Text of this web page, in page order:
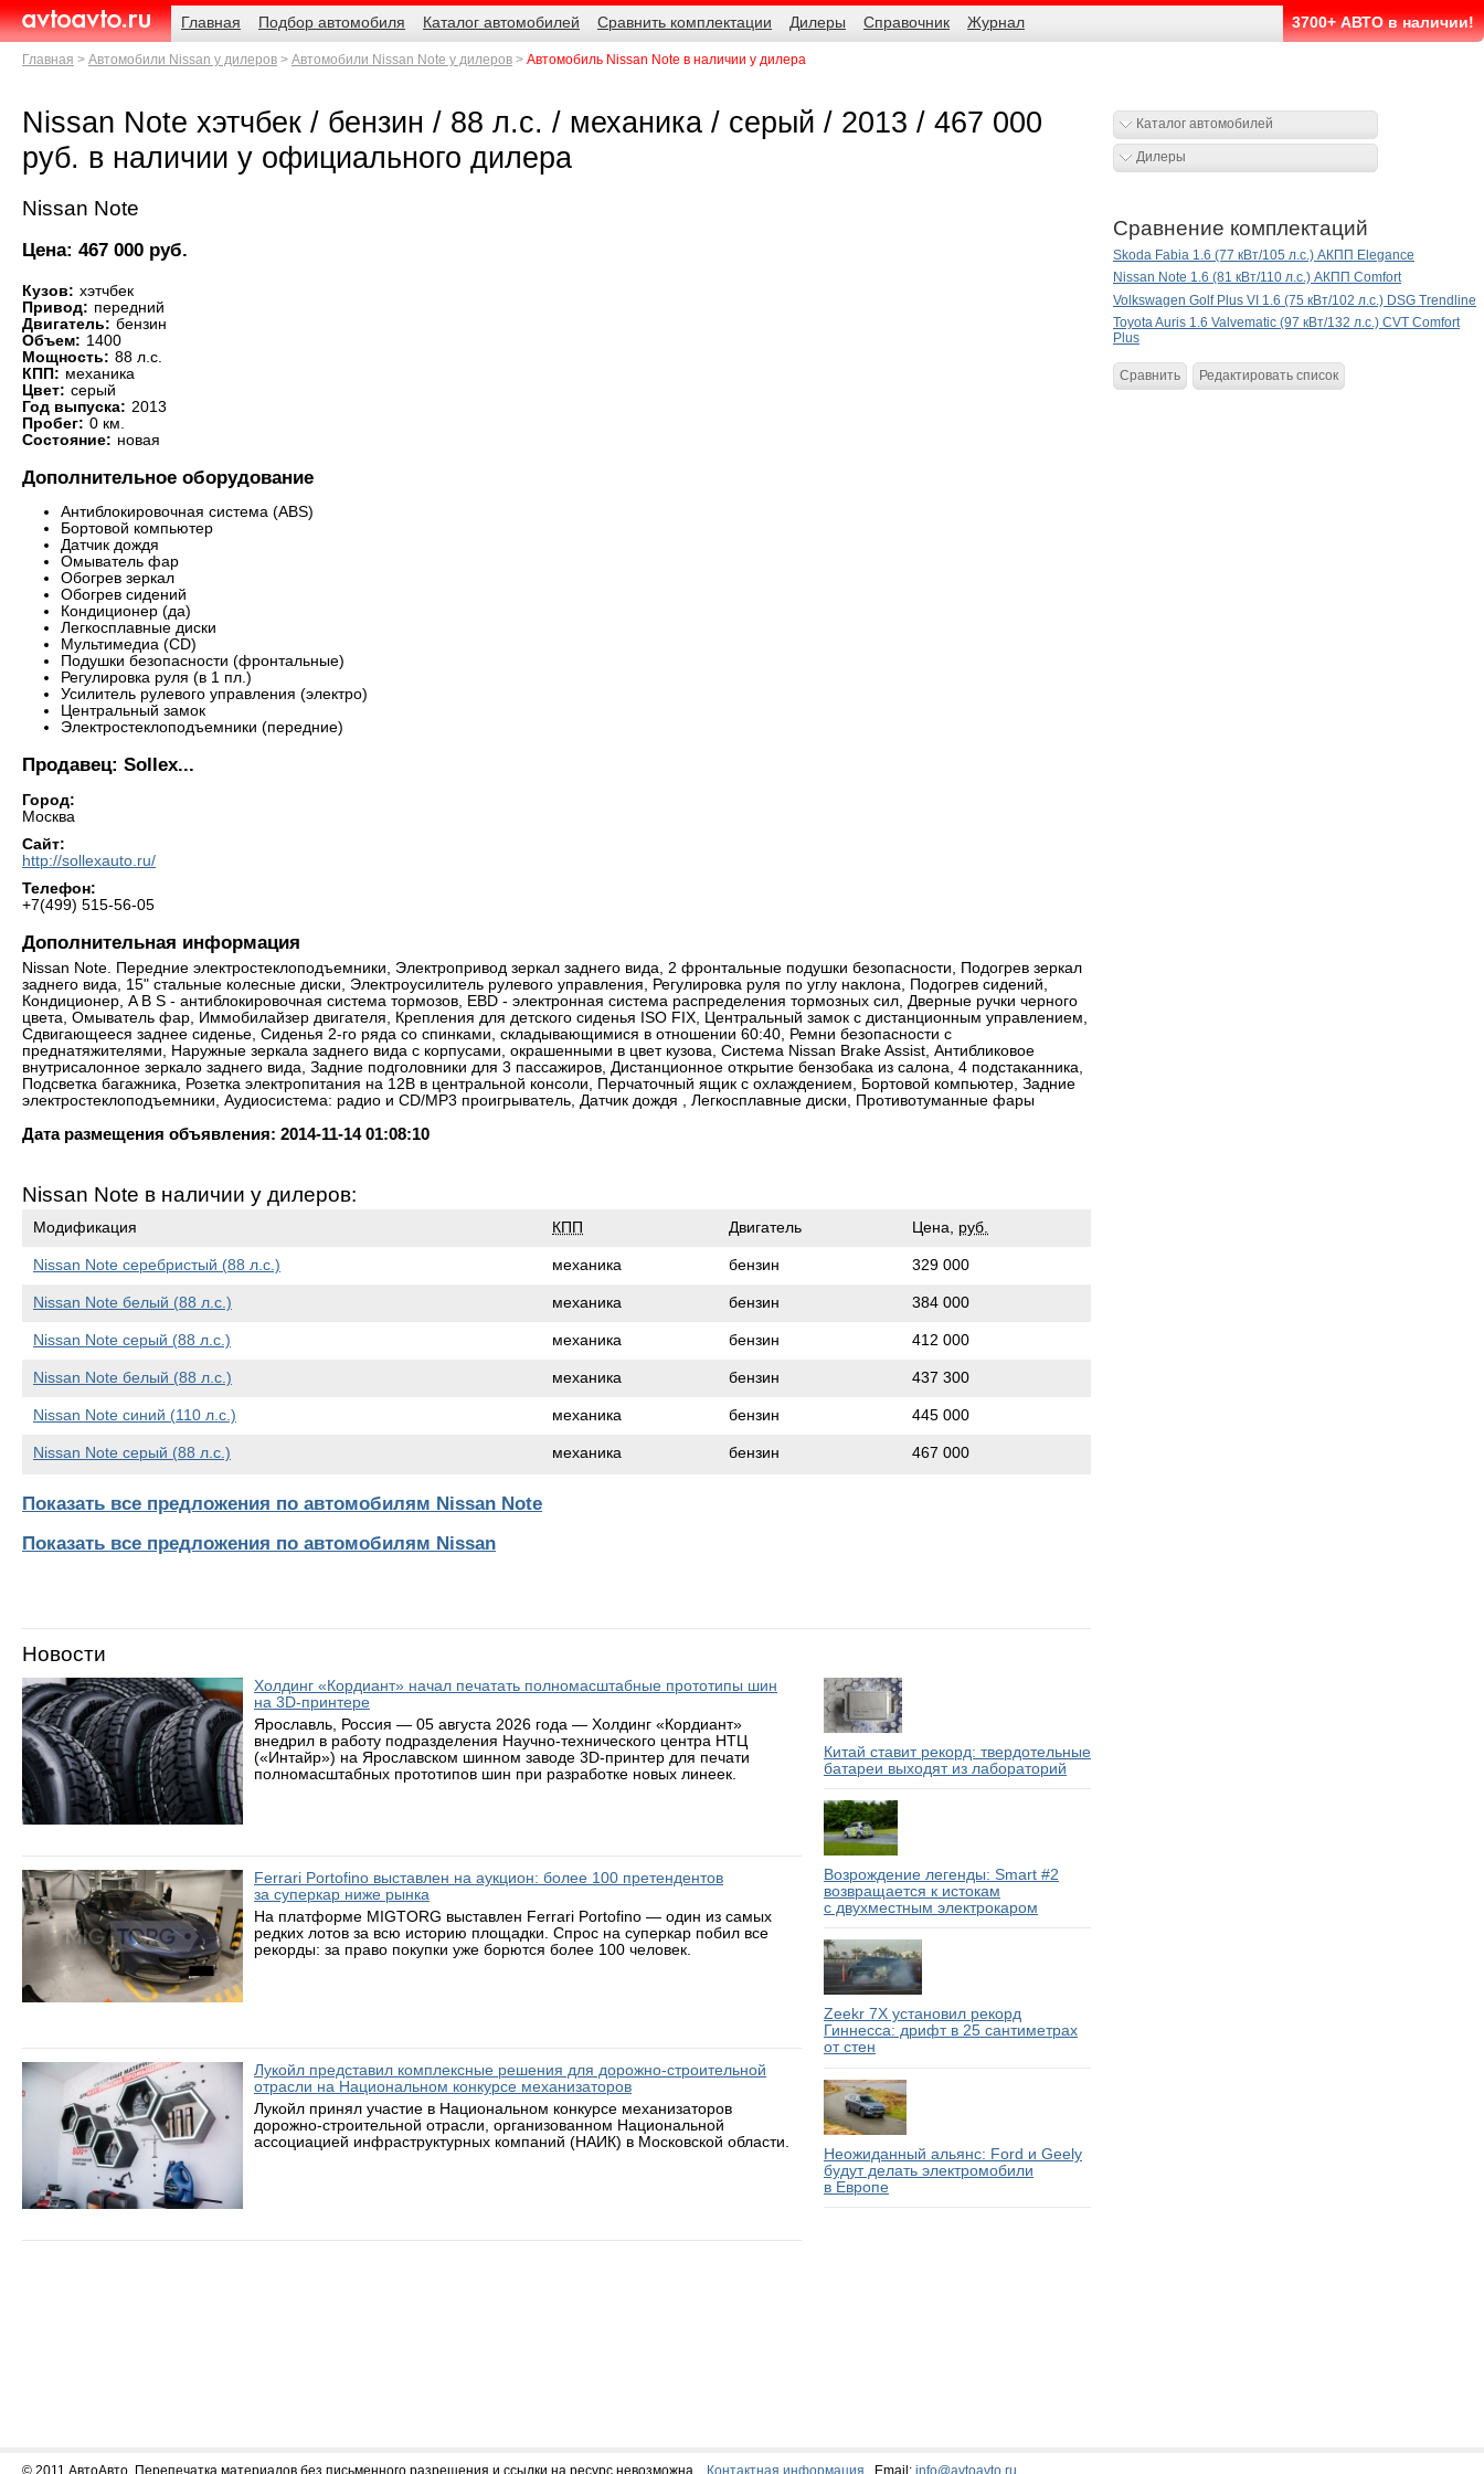
AvtoAvto.ru
Навигация
Главная
Подбор автомобиля Каталог автомобилей Сравнить комплектации Дилеры Справочник Журнал 3700+ АВТО в наличии!
Родительские
страницы
Главная Автомобили Nissan у дилеров Автомобили Nissan Note у дилеров Автомобиль Nissan Note в наличии у дилера
Nissan Note хэтчбек / бензин / 88 л.с. / механика / серый / 2013 / 467 000
руб. в наличии у официального дилера
Nissan Note
Цена: 467 000 руб.
Кузов: хэтчбек
Привод: передний
Двигатель: бензин
Объем: 1400
Мощность: 88 л.с.
КПП: механика
Цвет: серый
Год выпуска: 2013
Пробег: 0 км.
Состояние: новая
Дополнительное оборудование
Антиблокировочная система (ABS)
Бортовой компьютер
Датчик дождя
Омыватель фар
Обогрев зеркал
Обогрев сидений
Кондиционер (да)
Легкосплавные диски
Мультимедиа (CD)
Подушки безопасности (фронтальные)
Регулировка руля (в 1 пл.)
Усилитель рулевого управления (электро)
Центральный замок
Электростеклоподъемники (передние)
Продавец: Sollex...
Город:
Москва
Сайт:
http://sollexauto.ru/
Телефон:
+7(499) 515-56-05
Дополнительная информация
Nissan Note. Передние электростеклоподъемники, Электропривод зеркал заднего вида, 2 фронтальные подушки безопасности, Подогрев зеркал
заднего вида, 15" стальные колесные диски, Электроусилитель рулевого управления, Регулировка руля по углу наклона, Подогрев сидений,
Кондиционер, A B S - антиблокировочная система тормозов, EBD - электронная система распределения тормозных сил, Дверные ручки черного
цвета, Омыватель фар, Иммобилайзер двигателя, Крепления для детского сиденья ISO FIX, Центральный замок с дистанционным управлением,
Сдвигающееся заднее сиденье, Сиденья 2-го ряда со спинками, складывающимися в отношении 60:40, Ремни безопасности с
преднатяжителями, Наружные зеркала заднего вида с корпусами, окрашенными в цвет кузова, Система Nissan Brake Assist, Антибликовое
внутрисалонное зеркало заднего вида, Задние подголовники для 3 пассажиров, Дистанционное открытие бензобака из салона, 4 подстаканника,
Подсветка багажника, Розетка электропитания на 12B в центральной консоли, Перчаточный ящик с охлаждением, Бортовой компьютер, Задние
электростеклоподъемники, Аудиосистема: радио и CD/MP3 проигрыватель, Датчик дождя , Легкосплавные диски, Противотуманные фары
Дата размещения объявления: 2014-11-14 01:08:10
Nissan Note в наличии у дилеров:
Модификация КПП Двигатель Цена, руб.
Nissan Note серебристый (88 л.с.) механика бензин 329 000
Nissan Note белый (88 л.с.) механика бензин 384 000
Nissan Note серый (88 л.с.) механика бензин 412 000
Nissan Note белый (88 л.с.) механика бензин 437 300
Nissan Note синий (110 л.с.) механика бензин 445 000
Nissan Note серый (88 л.с.) механика бензин 467 000
Показать все предложения по автомобилям Nissan Note
Показать все предложения по автомобилям Nissan
Новости
Холдинг «Кордиант» начал печатать полномасштабные прототипы шин
на 3D-принтере
Ярославль, Россия — 05 августа 2026 года — Холдинг «Кордиант»
внедрил в работу подразделения Научно-технического центра НТЦ
(«Интайр») на Ярославском шинном заводе 3D-принтер для печати
полномасштабных прототипов шин при разработке новых линеек.
Ferrari Portofino выставлен на аукцион: более 100 претендентов
за суперкар ниже рынка
На платформе MIGTORG выставлен Ferrari Portofino — один из самых
редких лотов за всю историю площадки. Спрос на суперкар побил все
рекорды: за право покупки уже борются более 100 человек.
Лукойл представил комплексные решения для дорожно-строительной
отрасли на Национальном конкурсе механизаторов
Лукойл принял участие в Национальном конкурсе механизаторов
дорожно-строительной отрасли, организованном Национальной
ассоциацией инфраструктурных компаний (НАИК) в Московской области.
Китай ставит рекорд: твердотельные
батареи выходят из лабораторий
Возрождение легенды: Smart #2
возвращается к истокам
с двухместным электрокаром
Zeekr 7X установил рекорд
Гиннесса: дрифт в 25 сантиметрах
от стен
Неожиданный альянс: Ford и Geely
будут делать электромобили
в Европе
Каталог автомобилей
Дилеры
Сравнение комплектаций
Skoda Fabia 1.6 (77 кВт/105 л.с.) АКПП Elegance
Nissan Note 1.6 (81 кВт/110 л.с.) АКПП Comfort
Volkswagen Golf Plus VI 1.6 (75 кВт/102 л.с.) DSG Trendline
Toyota Auris 1.6 Valvematic (97 кВт/132 л.с.) CVT Comfort
Plus
Сравнить Редактировать список